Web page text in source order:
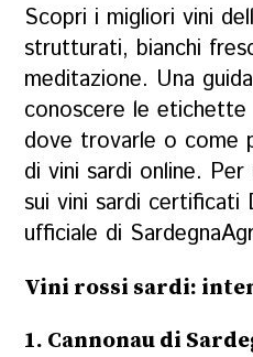
Scopri i migliori vini
strutturati, bianchi
meditazione. Una
conoscere le
dove trovarle o come
di vini sardi online.
sui vini sardi certificati
ufficiale di
Vini rossi sardi:
1. Cannonau di